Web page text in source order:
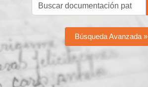
Búsqueda Avanzada »